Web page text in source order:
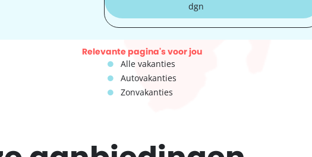
dgn
Relevante pagina's voor jou
Alle vakanties
Autovakanties
Zonvakanties